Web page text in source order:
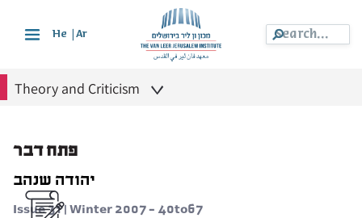
He Ar
Theory and Criticism
פתח דבר
יהודה שנהב
Issue 31 | Winter 2007 - 40to67